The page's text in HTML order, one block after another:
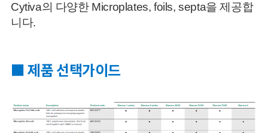
Cytiva의 다양한 Microplates, foils, septa을 제공합
니다.
■ 제품 선택가이드